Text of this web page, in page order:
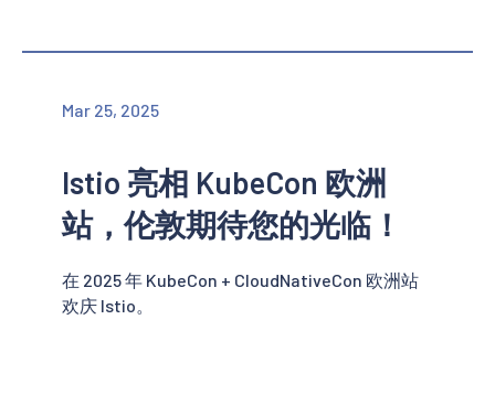
Mar 25, 2025
Istio 亮相 KubeCon 欧洲
站，伦敦期待您的光临！
在 2025 年 KubeCon + CloudNativeCon 欧洲站
欢庆 Istio。